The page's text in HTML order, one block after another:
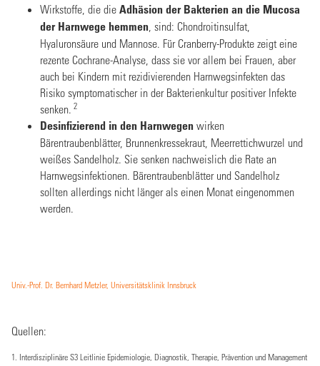
Wirkstoffe, die die Adhäsion der Bakterien an die Mucosa
der Harnwege hemmen , sind: Chondroitinsulfat,
Hyaluronsäure und Mannose. Für Cranberry-Produkte zeigt eine
rezente Cochrane-Analyse, dass sie vor allem bei Frauen, aber
auch bei Kindern mit rezidivierenden Harnwegsinfekten das
Risiko symptomatischer in der Bakterienkultur positiver Infekte
senken. 2
Desinfizierend in den Harnwegen wirken
Bärentraubenblätter, Brunnenkressekraut, Meerrettichwurzel und
weißes Sandelholz. Sie senken nachweislich die Rate an
Harnwegsinfektionen. Bärentraubenblätter und Sandelholz
sollten allerdings nicht länger als einen Monat eingenommen
werden.
Univ.-Prof. Dr. Bernhard Metzler, Universitätsklinik Innsbruck
Quellen:
1. Interdisziplinäre S3 Leitlinie Epidemiologie, Diagnostik, Therapie, Prävention und Management